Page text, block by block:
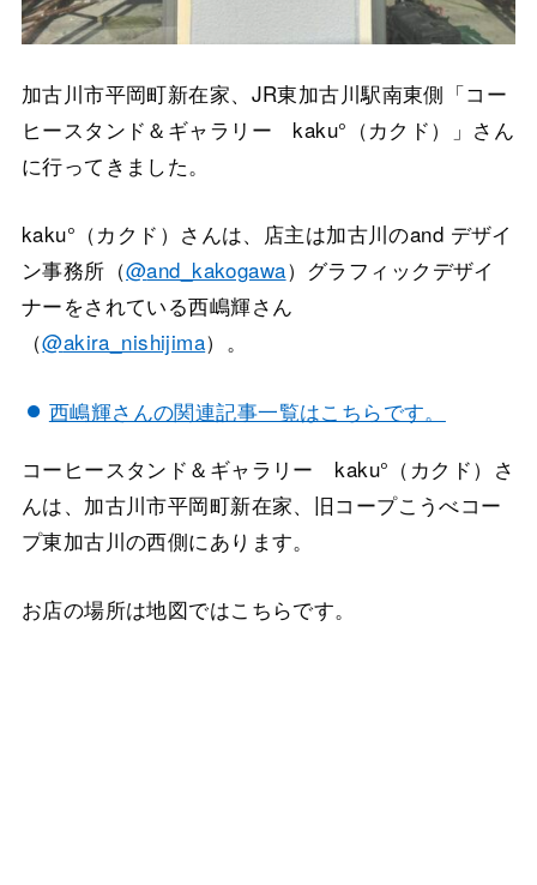
加古川市平岡町新在家、JR東加古川駅南東側「コー
ヒースタンド＆ギャラリー kaku°（カクド）」さん
に行ってきました。
kaku°（カクド）さんは、店主は加古川のand デザイ
ン事務所（@and_kakogawa）グラフィックデザイ
ナーをされている西嶋輝さん
（@akira_nishijima）。
西嶋輝さんの関連記事一覧はこちらです。
コーヒースタンド＆ギャラリー kaku°（カクド）さ
んは、加古川市平岡町新在家、旧コープこうべコー
プ東加古川の西側にあります。
お店の場所は地図ではこちらです。